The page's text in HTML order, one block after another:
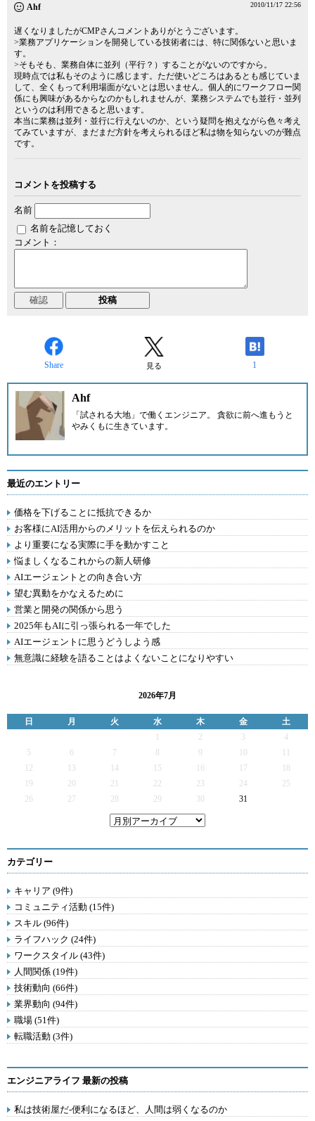
Ahf 2010/11/17 22:56
遅くなりましたがCMPさんコメントありがとうございます。
>業務アプリケーションを開発している技術者には、特に関係ないと思いま
す。
>そもそも、業務自体に並列（平行？）することがないのですから。
現時点では私もそのように感じます。ただ使いどころはあるとも感じていま
して、全くもって利用場面がないとは思いません。個人的にワークフロー関
係にも興味があるからなのかもしれませんが、業務システムでも並行・並列
というのは利用できると思います。
本当に業務は並列・並行に行えないのか、という疑問を抱えながら色々考え
てみていますが、まだまだ方針を考えられるほど私は物を知らないのが難点
です。
コメントを投稿する
名前
名前を記憶しておく
コメント：
Share 見る 1
Ahf
「試される大地」で働くエンジニア。 貪欲に前へ進もうと
やみくもに生きています。
最近のエントリー
価格を下げることに抵抗できるか
お客様にAI活用からのメリットを伝えられるのか
より重要になる実際に手を動かすこと
悩ましくなるこれからの新人研修
AIエージェントとの向き合い方
望む異動をかなえるために
営業と開発の関係から思う
2025年もAIに引っ張られる一年でした
AIエージェントに思うどうしよう感
無意識に経験を語ることはよくないことになりやすい
2026年7月
日 月 火 水 木 金
土
2 3
4
5
6 7 9
12
13 14 15 16 17
19
20 21 22 23 24
25
26
27 28 29 30 31
カテゴリー
キャリア (9件)
コミュニティ活動 (15件)
スキル (96件)
ライフハック (24件)
ワークスタイル (43件)
人間関係 (19件)
技術動向 (66件)
業界動向 (94件)
職場 (51件)
転職活動 (3件)
エンジニアライフ 最新の投稿
私は技術屋だ-便利になるほど、人間は弱くなるのか